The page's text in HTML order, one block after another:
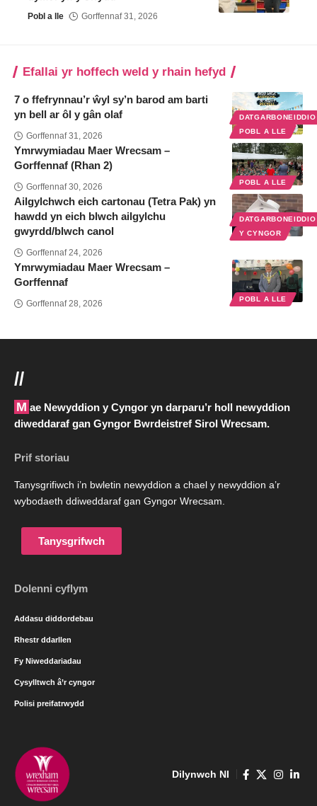
Pobl a lle Gorffennaf 31, 2026
Efallai yr hoffech weld y rhain hefyd
POBL A LLE
7 o ffefrynnau’r ŵyl sy’n barod am barti
yn bell ar ôl y gân olaf
Gorffennaf 31, 2026
POBL A LLE
Ymrwymiadau Maer Wrecsam –
Gorffennaf (Rhan 2)
Gorffennaf 30, 2026
Y CYNGOR
Ailgylchwch eich cartonau (Tetra Pak) yn
hawdd yn eich blwch ailgylchu
gwyrdd/blwch canol
Gorffennaf 24, 2026
POBL A LLE
Ymrwymiadau Maer Wrecsam –
Gorffennaf
Gorffennaf 28, 2026
//
Mae Newyddion y Cyngor yn darparu’r holl newyddion
diweddaraf gan Gyngor Bwrdeistref Sirol Wrecsam.
Prif storiau
Tanysgrifiwch i’n bwletin newyddion a chael y newyddion a’r
wybodaeth ddiweddaraf gan Gyngor Wrecsam.
Tanysgrifwch
Dolenni cyflym
Addasu diddordebau
Rhestr ddarllen
Fy Niweddariadau
Cysylltwch â’r cyngor
Polisi preifatrwydd
Dilynwch NI